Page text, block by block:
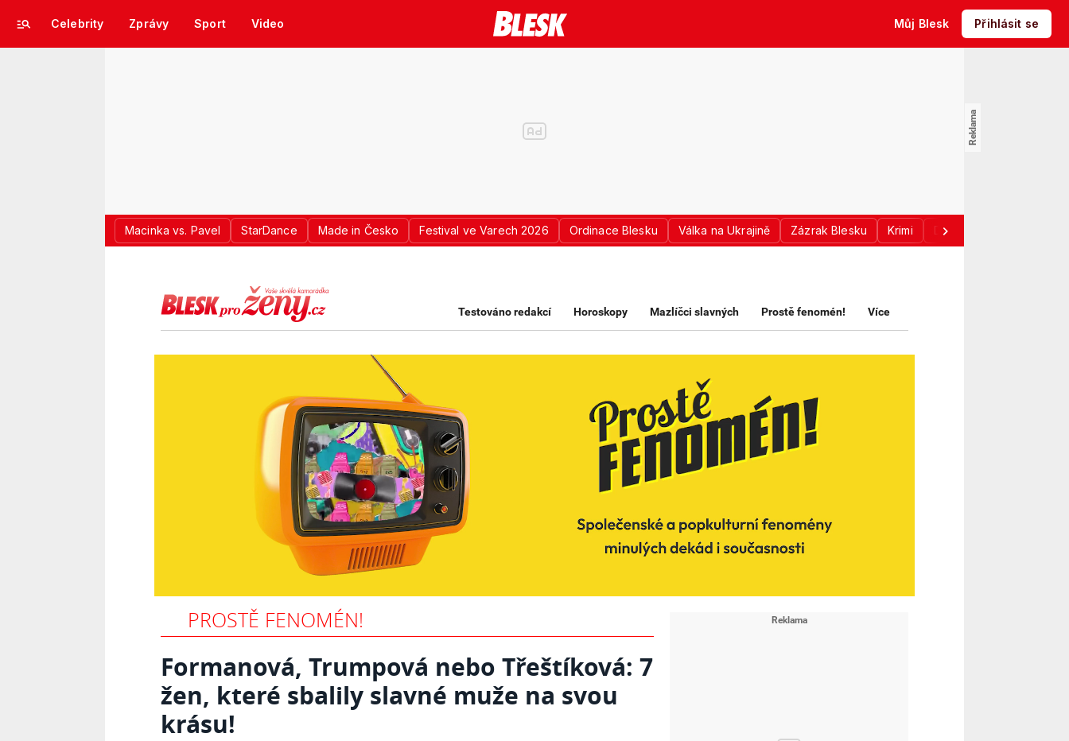
Celebrity Zprávy Sport Video Můj Blesk Přihlásit se
Macinka vs. Pavel StarDance Made in Česko Festival ve Varech 2026 Ordinace Blesku Válka na Ukrajině Zázrak Blesku Krimi Donald Trump
LOGO BLESK PRO ŽENY
Testováno redakcí Horoskopy Mazlíčci slavných Prostě fenomén! Více
PROSTĚ FENOMÉN!
Formanová, Trumpová nebo Třeštíková: 7
žen, které sbalily slavné muže na svou
krásu!